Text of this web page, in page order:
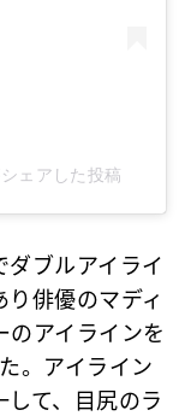
ェアした投稿
ブルアイライ
俳優のマディ
アイラインを
。アイライン
て、目尻のラ